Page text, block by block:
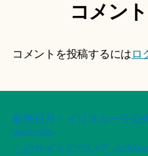
コメン
コメントを投稿するには ロ
船智日月・イリスカーラ公
Website-
このサイトについて -